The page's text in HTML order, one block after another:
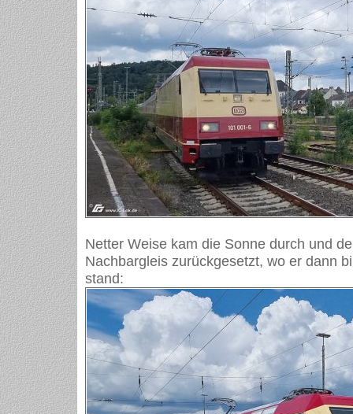
Netter Weise kam die Sonne durch und
Nachbargleis zurückgesetzt, wo er dann
stand: